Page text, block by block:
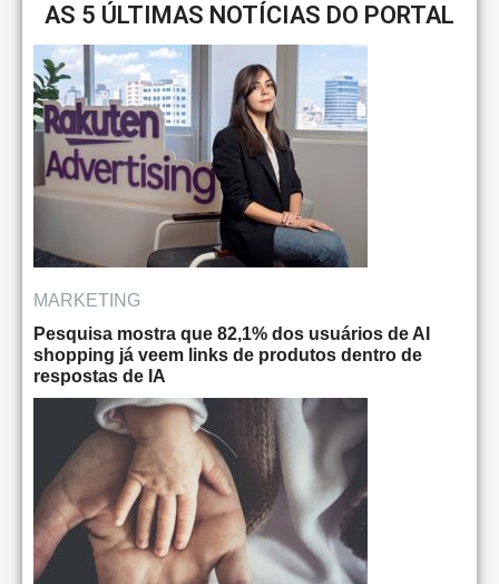
AS 5 ÚLTIMAS NOTÍCIAS DO PORTAL
MARKETING
Pesquisa mostra que 82,1% dos usuários de AI
shopping já veem links de produtos dentro de
respostas de IA